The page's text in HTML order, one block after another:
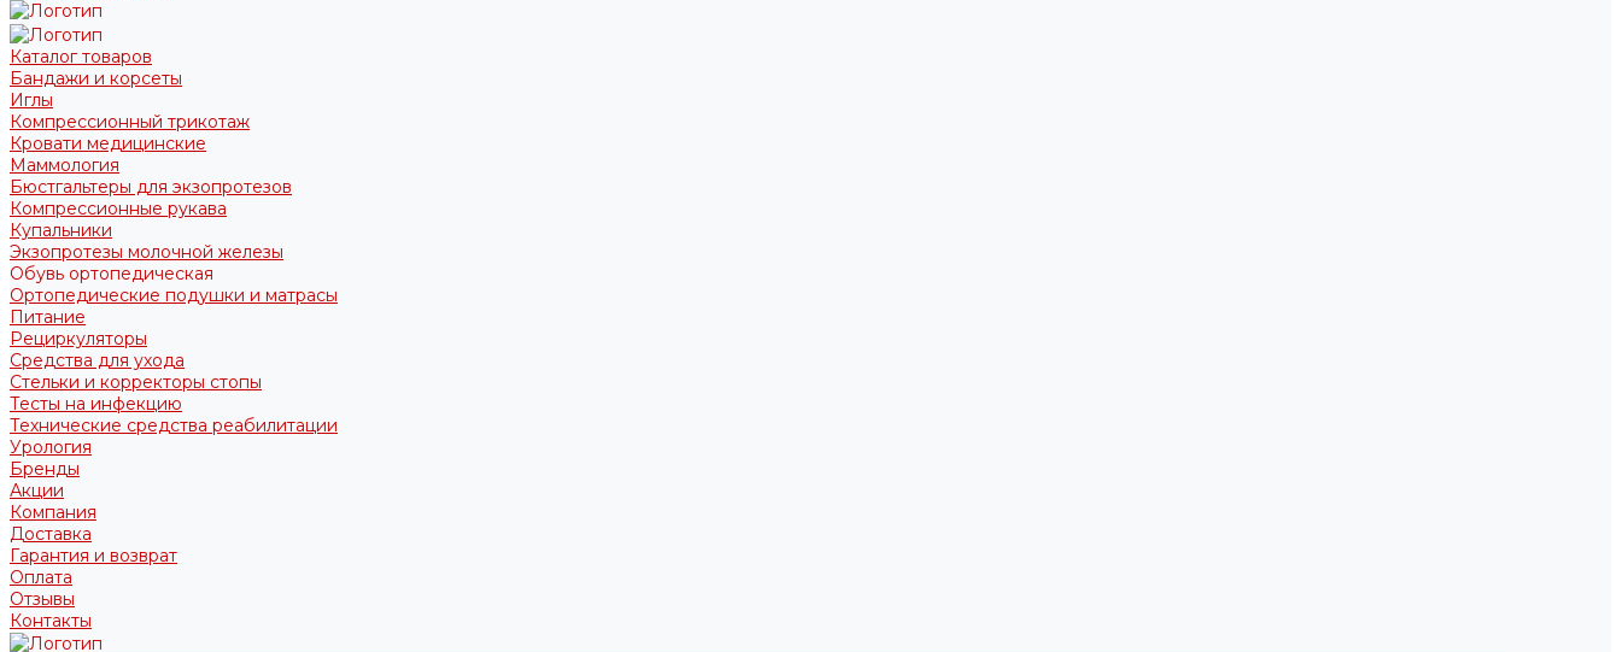
Каталог товаров
Бандажи и корсеты
Иглы
Компрессионный трикотаж
Кровати медицинские
Маммология
Бюстгальтеры для экзопротезов
Компрессионные рукава
Купальники
Экзопротезы молочной железы
Обувь ортопедическая
Ортопедические подушки и матрасы
Питание
Рециркуляторы
Средства для ухода
Стельки и корректоры стопы
Тесты на инфекцию
Технические средства реабилитации
Урология
Бренды
Акции
Компания
Доставка
Гарантия и возврат
Оплата
Отзывы
Контакты